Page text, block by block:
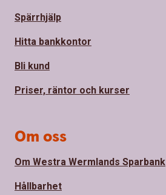
Spärrhjälp
Hitta bankkontor
Bli kund
Priser, räntor och kurser
Om oss
Om Westra Wermlands Sparbank
Hållbarhet